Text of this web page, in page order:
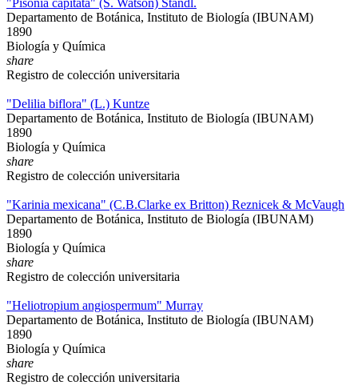
"Pisonia capitata" (S. Watson) Standl.
Departamento de Botánica, Instituto de Biología (IBUNAM)
1890
Biología y Química
share
Registro de colección universitaria
"Delilia biflora" (L.) Kuntze
Departamento de Botánica, Instituto de Biología (IBUNAM)
1890
Biología y Química
share
Registro de colección universitaria
"Karinia mexicana" (C.B.Clarke ex Britton) Reznicek & McVaugh
Departamento de Botánica, Instituto de Biología (IBUNAM)
1890
Biología y Química
share
Registro de colección universitaria
"Heliotropium angiospermum" Murray
Departamento de Botánica, Instituto de Biología (IBUNAM)
1890
Biología y Química
share
Registro de colección universitaria